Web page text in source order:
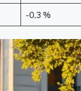
-0,3 %